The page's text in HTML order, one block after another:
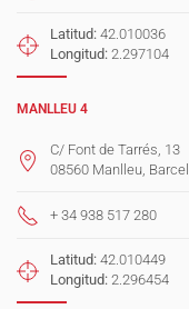
Latitud: 42.010036
Longitud: 2.297104
MANLLEU 4
C/ Font de Tarrés, 13
08560 Manlleu,
+ 34 938 517 280
Latitud: 42.010449
Longitud: 2.296454